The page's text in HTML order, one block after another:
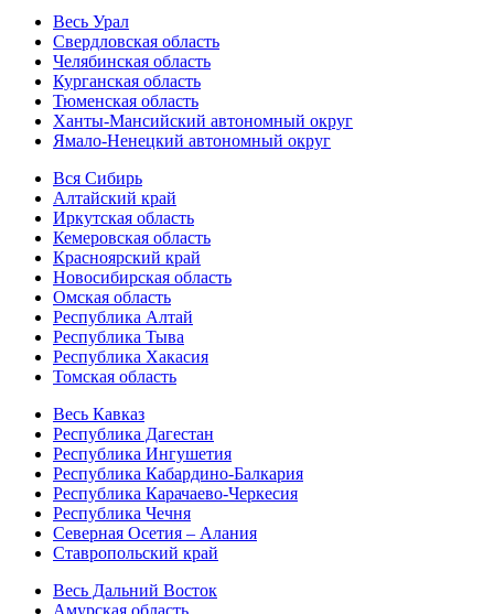
Весь Урал
Свердловская область
Челябинская область
Курганская область
Тюменская область
Ханты-Мансийский автономный округ
Ямало-Ненецкий автономный округ
Вся Сибирь
Алтайский край
Иркутская область
Кемеровская область
Красноярский край
Новосибирская область
Омская область
Республика Алтай
Республика Тыва
Республика Хакасия
Томская область
Весь Кавказ
Республика Дагестан
Республика Ингушетия
Республика Кабардино-Балкария
Республика Карачаево-Черкесия
Республика Чечня
Северная Осетия – Алания
Ставропольский край
Весь Дальний Восток
Амурская область